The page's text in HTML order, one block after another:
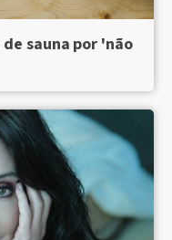
sauna por 'não